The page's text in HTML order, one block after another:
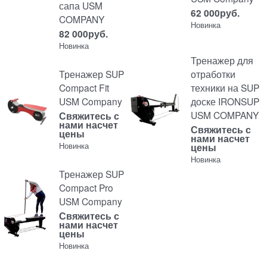
сапа USM
COMPANY
82 000руб.
Новинка
62 000руб.
Новинка
Тренажер SUP
Compact Fit
USM Company
Свяжитесь с
нами насчет
цены
Новинка
Тренажер для
отработки
техники на SUP
доске IRONSUP
USM COMPANY
Свяжитесь с
нами насчет
цены
Новинка
Тренажер SUP
Compact Pro
USM Company
Свяжитесь с
нами насчет
цены
Новинка